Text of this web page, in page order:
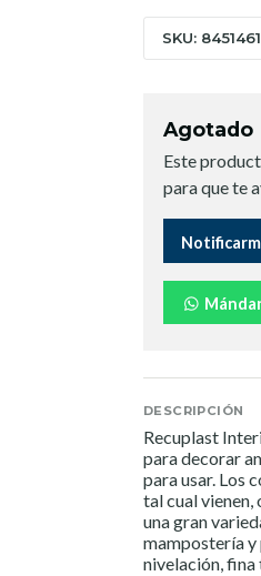
SKU:
Agotado
Este
para que te
DESCRIPCIÓN
Recuplast
para decorar
para usar. Los
tal cual vienen,
una gran
mampostería y
nivelación,